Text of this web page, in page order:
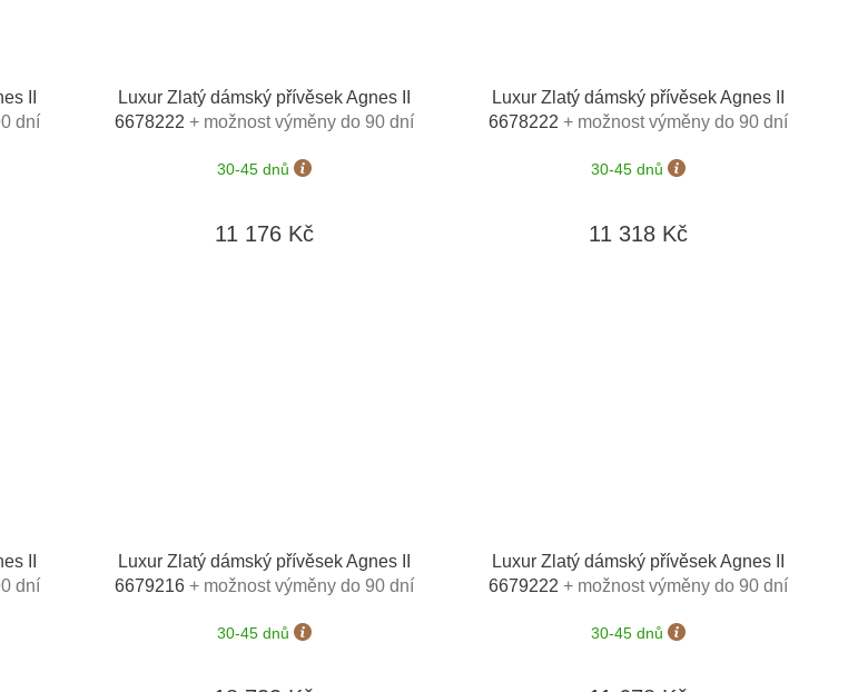
II
dní
Luxur Zlatý dámský přívěsek Agnes II
6678222 + možnost výměny do 90 dní
30-45 dnů
11 176 Kč
Luxur Zlatý dámský přívěsek Agnes II
6678222+ možnost výměny do 90 dní
30-45 dnů
11 318 Kč
II
dní
Luxur Zlatý dámský přívěsek Agnes II
6679216 + možnost výměny do 90 dní
30-45 dnů
Luxur Zlatý dámský přívěsek Agnes II
6679222+ možnost výměny do 90 dní
30-45 dnů